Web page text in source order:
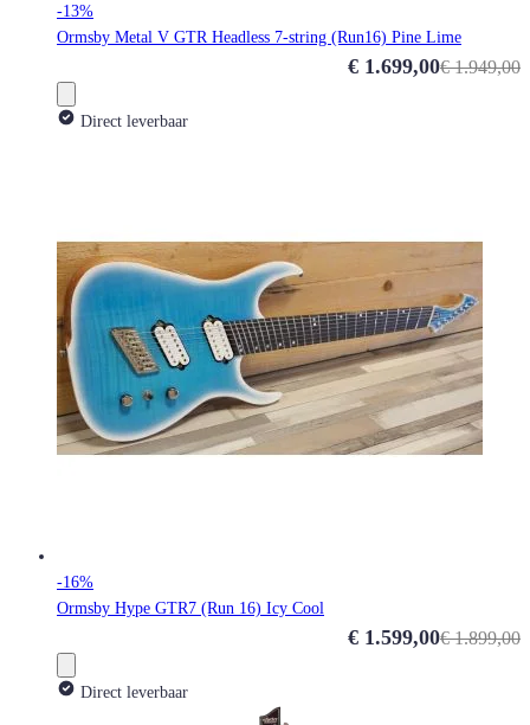
-13%
Ormsby Metal V GTR Headless 7-string (Run16) Pine Lime
€ 1.949,00
Special Price
€ 1.699,00
Direct leverbaar
-16%
Ormsby Hype GTR7 (Run 16) Icy Cool
€ 1.899,00
Special Price
€ 1.599,00
Direct leverbaar